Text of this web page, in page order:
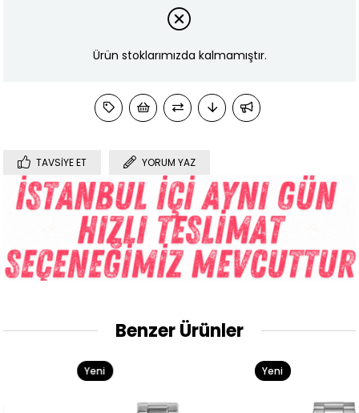
Ürün stoklarımızda kalmamıştır.
TAVSIYE ET YORUM YAZ
Benzer Ürünler